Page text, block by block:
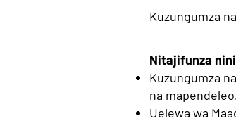
Kuzungumza
Nitajifunza
Kuzungumza
na
Uelewa wa